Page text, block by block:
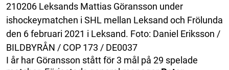
210206 Leksands Mattias Göransson under
ishockeymatchen i SHL mellan Leksand och Frölunda
den 6 februari 2021 i Leksand. Foto: Daniel Eriksson /
BILDBYRÅN / COP 173 / DE0037
I år har Göransson stått för 3 mål på 29 spelade